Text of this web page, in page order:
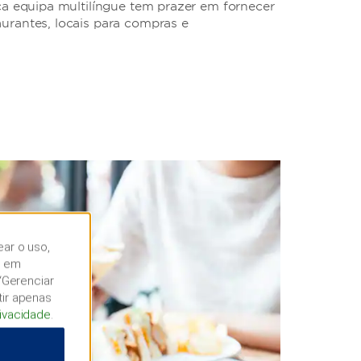
equipa multilíngue tem prazer em fornecer
locais para compras e
o uso,
em
apenas
.